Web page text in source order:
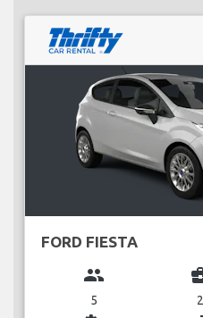
FORD FIESTA
group
5 2